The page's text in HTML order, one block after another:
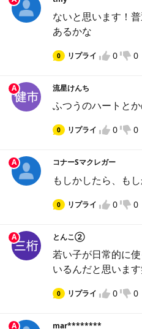
ないと思います！
あるかな
0 リプライ 0 0
A 流星けんち
ふつうのハートと
0 リプライ 0 0
A コナーSマクレガー
もしかしたら、も
0 リプライ 0 0
A とんこ②
若い子が日常的に
いるんだと思いま
0 リプライ 0 0
A mar********
ームを入力し